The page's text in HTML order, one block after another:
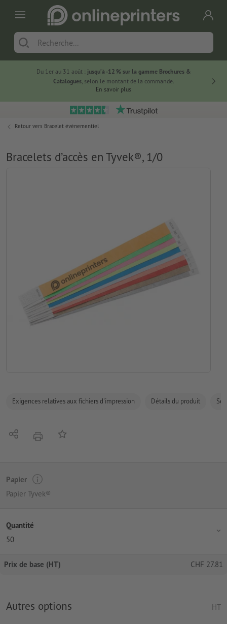
Du 1er au 31 août : jusqu’à -12 % sur la gamme Brochures &
Catalogues, selon le montant de la commande.
En savoir plus
Retour vers Bracelet évènementiel
Bracelets d’accès en Tyvek®, 1/0
Exigences relatives aux fichiers d'impression Détails du produit
PartagerimprimerAjouter à liste d'article
Papier
Papier Tyvek®
Quantité
50
Prix de base (HT) CHF 27.81
Autres options HT